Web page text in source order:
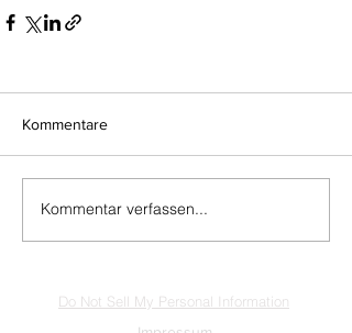
Kommentare
Kommentar verfassen...
Do Not Sell My Personal Information